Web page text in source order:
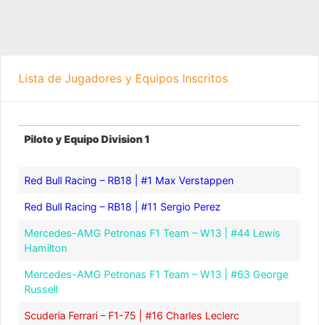
Lista de Jugadores y Equipos Inscritos
Piloto y Equipo Division 1
Piloto y Equipo Division 1
Red Bull Racing – RB18 | #1 Max Verstappen
Red Bull Racing – RB18 | #11 Sergio Perez
Mercedes-AMG Petronas F1 Team – W13 | #44 Lewis
Hamilton
Mercedes-AMG Petronas F1 Team – W13 | #63 George
Russell
Scuderia Ferrari – F1-75 | #16 Charles Leclerc